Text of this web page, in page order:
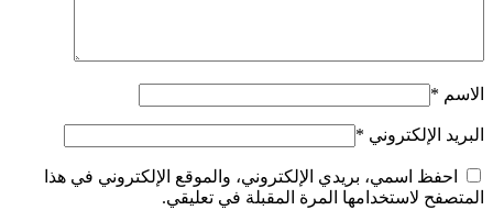
الاسم *
البريد الإلكتروني *
احفظ اسمي، بريدي الإلكتروني، والموقع الإلكتروني في هذا
المتصفح لاستخدامها المرة المقبلة في تعليقي.